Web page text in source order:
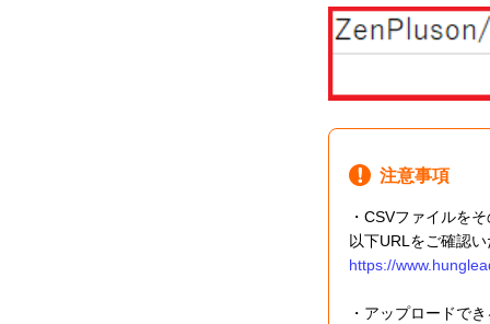
注意事項
・CSVファイルを
以下URLをご確認
https://
・アップロードで